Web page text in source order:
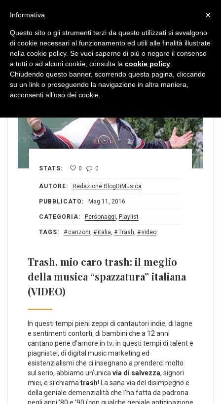
STATS: 0 0
AUTORE: Redazione BlogDiMusica
PUBBLICATO: Mag 11, 2016
CATEGORIA: Personaggi Playlist
TAGS: canzoni italia Trash video
Trash, mio caro trash: il meglio
della musica “spazzatura” italiana
(VIDEO)
In questi tempi pieni zeppi di cantautori indie, di lagne
e sentimenti contorti, di bambini che a 12 anni
cantano pene d’amore in tv; in questi tempi di talent e
piagnistei, di digital music marketing ed
esistenzialismi che ci insegnano a prenderci molto
sul serio, abbiamo un’unica via di salvezza, signori
miei, e si chiama trash! La sana via del disimpegno e
della geniale demenzialità che l’ha fatta da padrona
negli anni ’80 e ’90 (con qualche geniale anticipazione
×
Informativa
Questo sito o gli strumenti terzi da questo utilizzati si avvalgono
di cookie necessari al funzionamento ed utili alle finalità illustrate
nella cookie policy. Se vuoi saperne di più o negare il consenso
a tutti o ad alcuni cookie, consulta la cookie policy
Chiudendo questo banner, scorrendo questa pagina, cliccando
su un link o proseguendo la navigazione in altra maniera,
acconsenti all’uso dei cookie.